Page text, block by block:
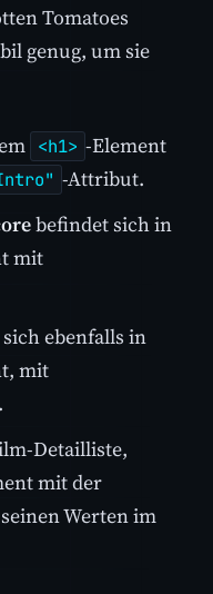
Tomatoes
genug, um sie
<h1> -Element
-Attribut.
befindet sich in
mit
ebenfalls in
mit
.
Detailliste,
mit der
Werten im